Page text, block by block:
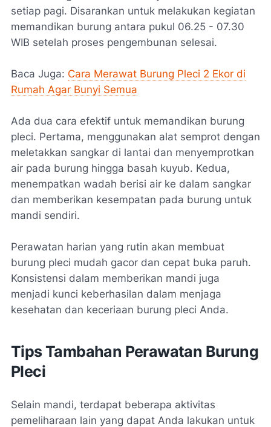
setiap pagi. Disarankan untuk melakukan kegiatan
memandikan burung antara pukul 06.25 - 07.30
WIB setelah proses pengembunan selesai.
Baca Juga: Cara Merawat Burung Pleci 2 Ekor di
Rumah Agar Bunyi Semua
Ada dua cara efektif untuk memandikan burung
pleci. Pertama, menggunakan alat semprot dengan
meletakkan sangkar di lantai dan menyemprotkan
air pada burung hingga basah kuyub. Kedua,
menempatkan wadah berisi air ke dalam sangkar
dan memberikan kesempatan pada burung untuk
mandi sendiri.
Perawatan harian yang rutin akan membuat
burung pleci mudah gacor dan cepat buka paruh.
Konsistensi dalam memberikan mandi juga
menjadi kunci keberhasilan dalam menjaga
kesehatan dan keceriaan burung pleci Anda.
Tips Tambahan Perawatan Burung
Pleci
Selain mandi, terdapat beberapa aktivitas
pemeliharaan lain yang dapat Anda lakukan untuk